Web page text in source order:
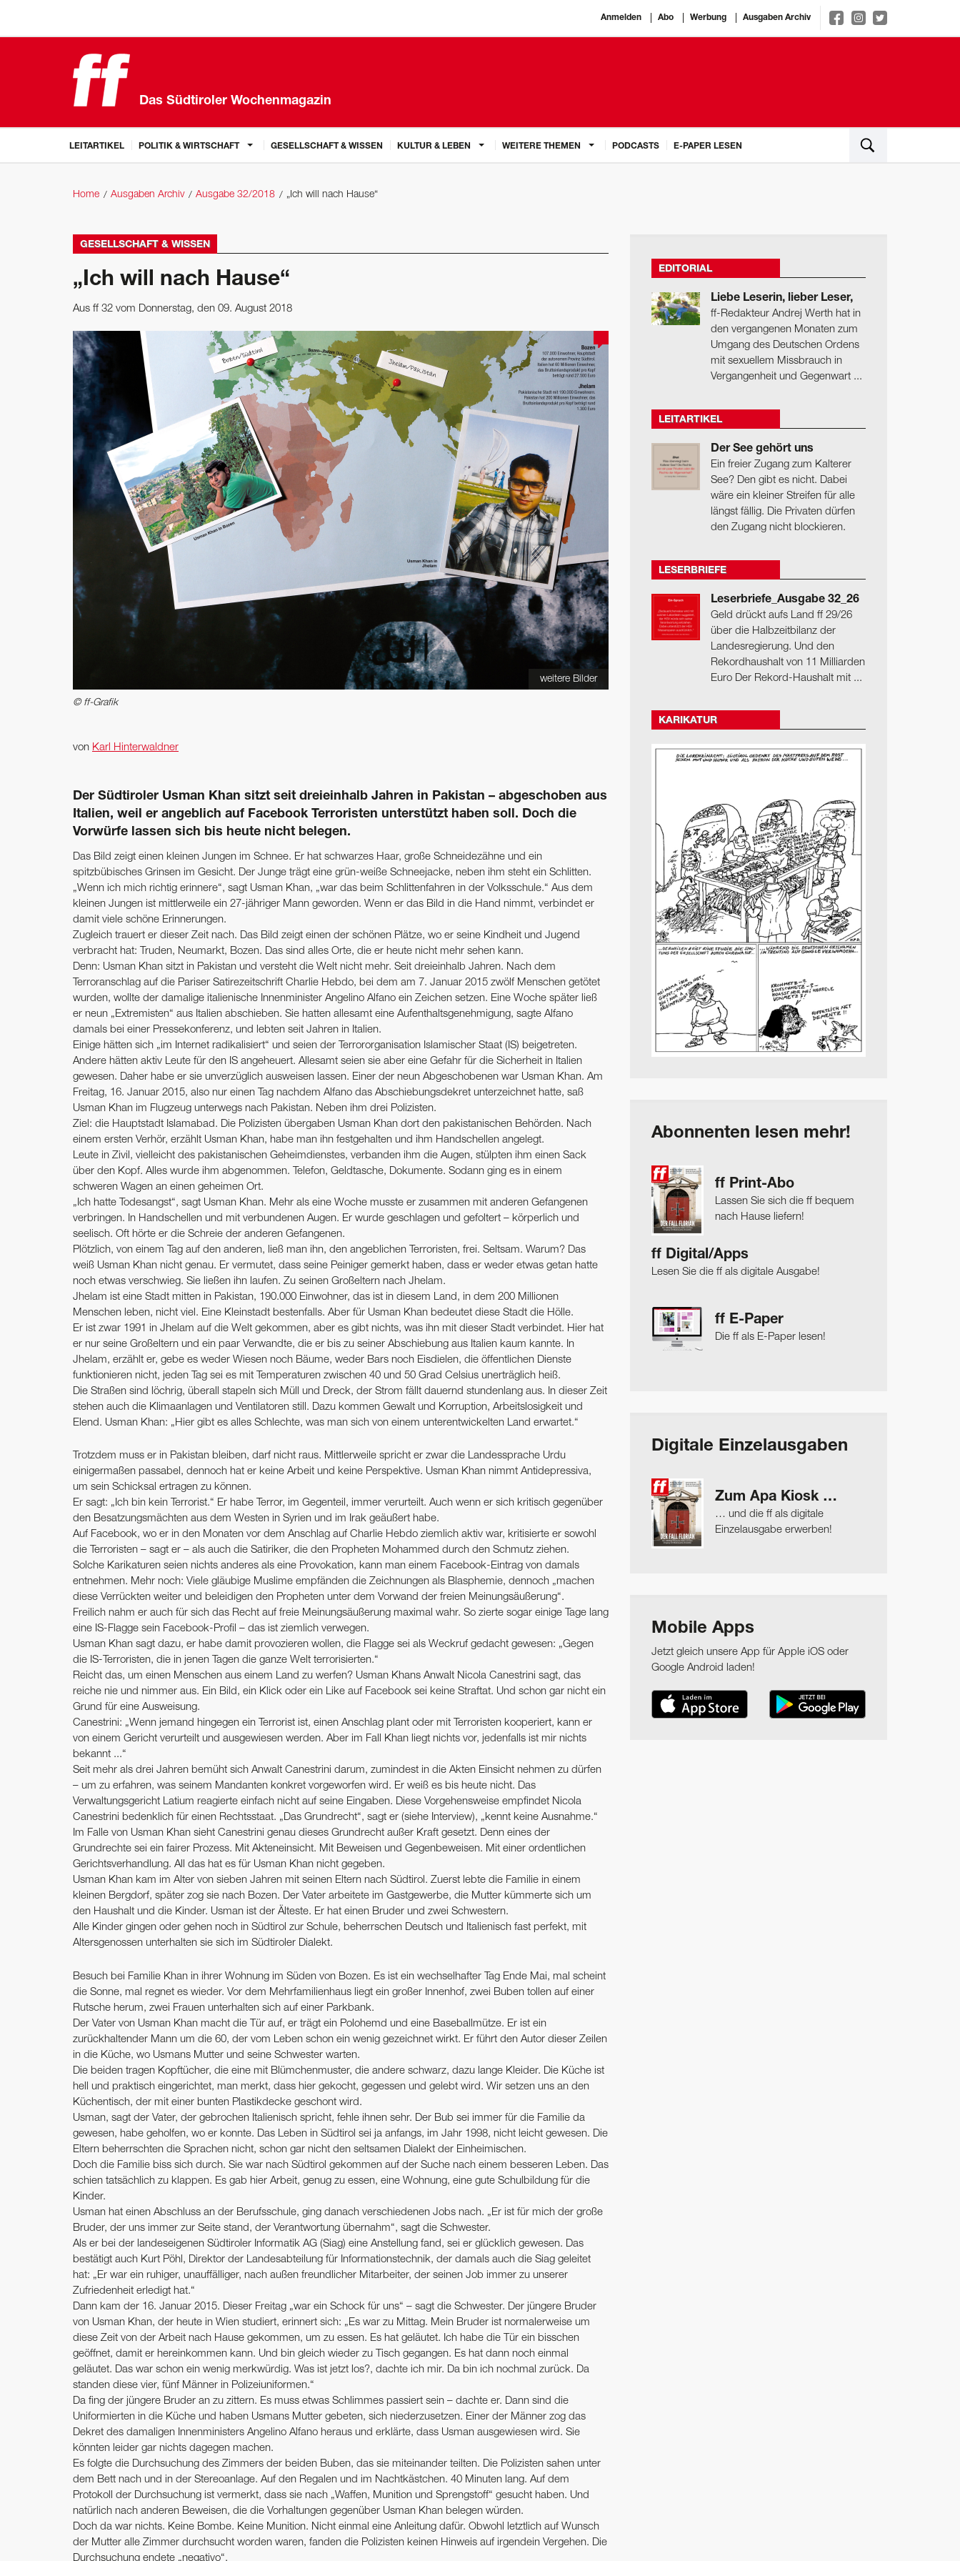
Anmelden Abo Werbung Ausgaben Archiv
Das Südtiroler Wochenmagazin
LEITARTIKEL POLITIK & WIRTSCHAFT GESELLSCHAFT & WISSEN KULTUR & LEBEN WEITERE THEMEN PODCASTS E-PAPER LESEN
Home Ausgaben Archiv Ausgabe 32/2018 „Ich will nach Hause“
GESELLSCHAFT & WISSEN
„Ich will nach Hause“
Aus ff 32 vom Donnerstag, den 09. August 2018
weitere Bilder
© ff-Grafik
von Karl Hinterwaldner
Der Südtiroler Usman Khan sitzt seit ­dreieinhalb Jahren in Pakistan – abgeschoben aus
Italien, weil er angeblich auf Facebook Terroristen unterstützt haben soll. Doch die
Vorwürfe lassen sich bis heute nicht belegen.
Das Bild zeigt einen kleinen Jungen im Schnee. Er hat schwarzes Haar, große Schneidezähne und ein
spitzbübisches Grinsen im Gesicht. Der Junge trägt eine grün-weiße Schneejacke, neben ihm steht ein Schlitten.
„Wenn ich mich richtig erinnere“, sagt Usman Khan, „war das beim Schlittenfahren in der Volksschule.“ Aus dem
kleinen Jungen ist mittlerweile ein 27-jähriger Mann geworden. Wenn er das Bild in die Hand nimmt, verbindet er
damit viele schöne Erinnerungen.
Zugleich trauert er dieser Zeit nach. Das Bild zeigt einen der schönen Plätze, wo er seine Kindheit und Jugend
verbracht hat: Truden, Neumarkt, Bozen. Das sind alles Orte, die er heute nicht mehr sehen kann.
Denn: Usman Khan sitzt in Pakistan und versteht die Welt nicht mehr. Seit dreieinhalb Jahren. Nach dem
Terroranschlag auf die Pariser Satirezeitschrift Charlie Hebdo, bei dem am 7. Januar 2015 zwölf Menschen getötet
wurden, wollte der damalige italienische Innenminister Angelino Alfano ein Zeichen setzen. Eine Woche später ließ
er neun „Extremisten“ aus Italien abschieben. Sie hatten allesamt eine Aufenthaltsgenehmigung, sagte Alfano
damals bei einer Pressekonferenz, und lebten seit Jahren in Italien.
Einige hätten sich „im Internet radikalisiert“ und seien der Terrororganisation Islamischer Staat (IS) beigetreten.
Andere hätten aktiv Leute für den IS angeheuert. Allesamt seien sie aber eine Gefahr für die Sicherheit in Italien
gewesen. Daher habe er sie unverzüglich ausweisen lassen. Einer der neun Abgeschobenen war Usman Khan. Am
Freitag, 16. Januar 2015, also nur einen Tag nachdem Alfano das Abschiebungsdekret unterzeichnet hatte, saß
Usman Khan im Flugzeug unterwegs nach Pakistan. Neben ihm drei Polizisten.
Ziel: die Hauptstadt Islamabad. Die Polizisten übergaben Usman Khan dort den pakistanischen Behörden. Nach
einem ersten Verhör, erzählt Usman Khan, habe man ihn festgehalten und ihm Handschellen angelegt.
Leute in Zivil, vielleicht des pakistanischen Geheimdienstes, verbanden ihm die Augen, stülpten ihm einen Sack
über den Kopf. Alles wurde ihm abgenommen. Telefon, Geldtasche, Dokumente. Sodann ging es in einem
schweren Wagen an einen geheimen Ort.
„Ich hatte Todesangst“, sagt Usman Khan. Mehr als eine Woche musste er zusammen mit anderen Gefangenen
verbringen. In Handschellen und mit verbundenen Augen. Er wurde geschlagen und gefoltert – körperlich und
seelisch. Oft hörte er die Schreie der anderen Gefangenen.
Plötzlich, von einem Tag auf den anderen, ließ man ihn, den angeblichen Terroristen, frei. Seltsam. Warum? Das
weiß Usman Khan nicht genau. Er vermutet, dass seine Peiniger gemerkt haben, dass er weder etwas getan hatte
noch etwas verschwieg. Sie ließen ihn laufen. Zu seinen Großeltern nach Jhelam.
Jhelam ist eine Stadt mitten in Pakistan, 190.000 Einwohner, das ist in diesem Land, in dem 200 Millionen
Menschen leben, nicht viel. Eine Kleinstadt bestenfalls. Aber für Usman Khan bedeutet diese Stadt die Hölle.
Er ist zwar 1991 in Jhelam auf die Welt gekommen, aber es gibt nichts, was ihn mit dieser Stadt verbindet. Hier hat
er nur seine Großeltern und ein paar Verwandte, die er bis zu seiner Abschiebung aus Italien kaum kannte. In
Jhelam, erzählt er, gebe es weder Wiesen noch Bäume, weder Bars noch Eisdielen, die öffentlichen Dienste
funktionieren nicht, jeden Tag sei es mit Temperaturen zwischen 40 und 50 Grad Celsius unerträglich heiß.
Die Straßen sind löchrig, überall stapeln sich Müll und Dreck, der Strom fällt dauernd stundenlang aus. In dieser Zeit
stehen auch die Klimaanlagen und Ventilatoren still. Dazu kommen Gewalt und Korruption, Arbeitslosigkeit und
Elend. Usman Khan: „Hier gibt es alles Schlechte, was man sich von einem unterentwickelten Land erwartet.“
Trotzdem muss er in Pakistan bleiben, darf nicht raus. Mittlerweile spricht er zwar die Landessprache Urdu
einigermaßen passabel, dennoch hat er keine Arbeit und keine Perspektive. Usman Khan nimmt Antidepressiva,
um sein Schicksal ertragen zu können.
Er sagt: „Ich bin kein Terrorist.“ Er habe Terror, im Gegenteil, immer verurteilt. Auch wenn er sich kritisch gegenüber
den Besatzungsmächten aus dem Westen in Syrien und im Irak geäußert habe.
Auf Facebook, wo er in den Monaten vor dem Anschlag auf Charlie Hebdo ziemlich aktiv war, kritisierte er sowohl
die Terroristen – sagt er – als auch die Satiriker, die den Propheten Mohammed durch den Schmutz ziehen.
Solche Karikaturen seien nichts anderes als eine Provokation, kann man einem Facebook-Eintrag von damals
entnehmen. Mehr noch: Viele gläubige Muslime empfänden die Zeichnungen als Blasphemie, dennoch „machen
diese Verrückten weiter und beleidigen den Propheten unter dem Vorwand der freien Meinungsäußerung“.
Freilich nahm er auch für sich das Recht auf freie Meinungsäußerung maximal wahr. So zierte sogar einige Tage lang
eine IS-Flagge sein Facebook-Profil – das ist ziemlich verwegen.
Usman Khan sagt dazu, er habe damit provozieren wollen, die Flagge sei als Weckruf gedacht gewesen: „Gegen
die IS-Terroristen, die in jenen Tagen die ganze Welt terrorisierten.“
Reicht das, um einen Menschen aus einem Land zu werfen? Usman Khans Anwalt Nicola Canestrini sagt, das
reiche nie und nimmer aus. Ein Bild, ein Klick oder ein Like auf Facebook sei keine Straftat. Und schon gar nicht ein
Grund für eine Ausweisung.
Canestrini: „Wenn jemand hingegen ein Terrorist ist, einen Anschlag plant oder mit Terroristen kooperiert, kann er
von einem Gericht verurteilt und ausgewiesen werden. Aber im Fall Khan liegt nichts vor, jedenfalls ist mir nichts
bekannt ...“
Seit mehr als drei Jahren bemüht sich Anwalt Canestrini darum, zumindest in die Akten Einsicht nehmen zu dürfen
– um zu erfahren, was seinem Mandanten konkret vorgeworfen wird. Er weiß es bis heute nicht. Das
Verwaltungsgericht Latium reagierte einfach nicht auf seine Eingaben. Diese Vorgehensweise empfindet Nicola
Canestrini bedenklich für einen Rechtsstaat. „Das Grundrecht“, sagt er (siehe Interview), „kennt keine Ausnahme.“
Im Falle von Usman Khan sieht Canestrini genau dieses Grundrecht außer Kraft gesetzt. Denn eines der
Grundrechte sei ein fairer Prozess. Mit Akteneinsicht. Mit Beweisen und Gegenbeweisen. Mit einer ordentlichen
Gerichtsverhandlung. All das hat es für Usman Khan nicht gegeben.
Usman Khan kam im Alter von sieben Jahren mit seinen Eltern nach Südtirol. Zuerst lebte die Familie in einem
kleinen Bergdorf, später zog sie nach Bozen. Der Vater arbeitete im Gastgewerbe, die Mutter kümmerte sich um
den Haushalt und die Kinder. Usman ist der Älteste. Er hat einen Bruder und zwei Schwestern.
Alle Kinder gingen oder gehen noch in Südtirol zur Schule, beherrschen Deutsch und Italienisch fast perfekt, mit
Altersgenossen unterhalten sie sich im Südtiroler Dialekt.
Besuch bei Familie Khan in ihrer Wohnung im Süden von Bozen. Es ist ein wechselhafter Tag Ende Mai, mal scheint
die Sonne, mal regnet es wieder. Vor dem Mehrfamilienhaus liegt ein großer Innenhof, zwei Buben tollen auf einer
Rutsche herum, zwei Frauen unterhalten sich auf einer Parkbank.
Der Vater von Usman Khan macht die Tür auf, er trägt ein Polohemd und eine Baseballmütze. Er ist ein
zurückhaltender Mann um die 60, der vom Leben schon ein wenig gezeichnet wirkt. Er führt den Autor dieser Zeilen
in die Küche, wo Usmans Mutter und seine Schwester warten.
Die beiden tragen Kopftücher, die eine mit Blümchenmuster, die andere schwarz, dazu lange Kleider. Die Küche ist
hell und praktisch eingerichtet, man merkt, dass hier gekocht, gegessen und gelebt wird. Wir setzen uns an den
Küchentisch, der mit einer bunten Plastikdecke geschont wird.
Usman, sagt der Vater, der gebrochen Italienisch spricht, fehle ihnen sehr. Der Bub sei immer für die Familie da
gewesen, habe geholfen, wo er konnte. Das Leben in Südtirol sei ja anfangs, im Jahr 1998, nicht leicht gewesen. Die
Eltern beherrschten die Sprachen nicht, schon gar nicht den seltsamen Dialekt der Einheimischen.
Doch die Familie biss sich durch. Sie war nach Südtirol gekommen auf der Suche nach einem besseren Leben. Das
schien tatsächlich zu klappen. Es gab hier Arbeit, genug zu essen, eine Wohnung, eine gute Schulbildung für die
Kinder.
Usman hat einen Abschluss an der Berufsschule, ging danach verschiedenen Jobs nach. „Er ist für mich der große
Bruder, der uns immer zur Seite stand, der Verantwortung übernahm“, sagt die Schwester.
Als er bei der landeseigenen Südtiroler Informatik AG (Siag) eine Anstellung fand, sei er glücklich gewesen. Das
bestätigt auch Kurt Pöhl, Direktor der Landesabteilung für Informations­technik, der damals auch die Siag geleitet
hat: „Er war ein ruhiger, unauffälliger, nach außen freundlicher Mitarbeiter, der seinen Job immer zu unserer
Zufriedenheit erledigt hat.“
Dann kam der 16. Januar 2015. Dieser Freitag „war ein Schock für uns“ – sagt die Schwester. Der jüngere Bruder
von Usman Khan, der heute in Wien studiert, erinnert sich: „Es war zu Mittag. Mein Bruder ist normalerweise um
diese Zeit von der Arbeit nach Hause gekommen, um zu essen. Es hat geläutet. Ich habe die Tür ein bisschen
geöffnet, damit er hereinkommen kann. Und bin gleich wieder zu Tisch gegangen. Es hat dann noch einmal
geläutet. Das war schon ein wenig merkwürdig. Was ist jetzt los?, dachte ich mir. Da bin ich nochmal zurück. Da
standen diese vier, fünf Männer in Polizeiuniformen.“
Da fing der jüngere Bruder an zu zittern. Es muss etwas Schlimmes passiert sein – dachte er. Dann sind die
Uniformierten in die Küche und haben Usmans Mutter gebeten, sich niederzusetzen. Einer der Männer zog das
Dekret des damaligen Innenministers Angelino Alfano heraus und erklärte, dass Usman ausgewiesen wird. Sie
könnten leider gar nichts dagegen machen.
Es folgte die Durchsuchung des Zimmers der beiden Buben, das sie miteinander teilten. Die Polizisten sahen unter
dem Bett nach und in der Stereoanlage. Auf den Regalen und im Nachtkästchen. 40 Minuten lang. Auf dem
Protokoll der Durchsuchung ist vermerkt, dass sie nach „Waffen, Munition und Sprengstoff“ gesucht haben. Und
natürlich nach anderen Beweisen, die die Vorhaltungen gegenüber Usman Khan belegen würden.
Doch da war nichts. Keine Bombe. Keine Munition. Nicht einmal eine Anleitung dafür. Obwohl letztlich auf Wunsch
der Mutter alle Zimmer durchsucht worden waren, fanden die Polizisten keinen Hinweis auf irgendein Vergehen. Die
Durchsuchung endete „negativo“.
EDITORIAL
Liebe Leserin, lieber Leser,
ff-Redakteur Andrej Werth hat in
den vergangenen Monaten zum
Umgang des Deutschen Ordens
mit sexuellem Missbrauch in
Vergangenheit und Gegenwart ...
LEITARTIKEL
Der See gehört uns
Ein freier Zugang zum Kalterer
See? Den gibt es nicht. Dabei
wäre ein kleiner Streifen für alle
längst fällig. Die Privaten dürfen
den Zugang nicht blockieren.
LESERBRIEFE
Leserbriefe_Ausgabe 32_26
Geld drückt aufs Land ff 29/26
über die Halbzeitbilanz der
Landesregierung. Und den
Rekordhaushalt von 11 Milliarden
Euro Der Rekord-Haushalt mit ...
KARIKATUR
Abonnenten lesen mehr!
ff Print-Abo
Lassen Sie sich die ff bequem
nach Hause liefern!
ff Digital/Apps
Lesen Sie die ff als digitale Ausgabe!
ff E-Paper
Die ff als E-Paper lesen!
Digitale Einzelausgaben
Zum Apa Kiosk …
… und die ff als digitale
Einzelausgabe erwerben!
Mobile Apps
Jetzt gleich unsere App für Apple iOS oder
Google Android laden!